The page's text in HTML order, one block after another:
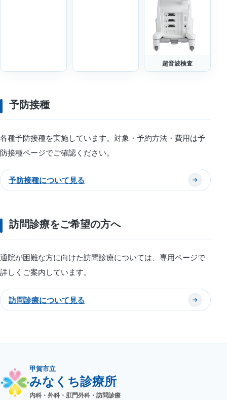
超音波検査
予防接種
各種予防接種を実施しています。対象・予約方法・費用は予
防接種ページでご確認ください。
予防接種について見る
訪問診療をご希望の方へ
通院が困難な方に向けた訪問診療については、専用ページで
詳しくご案内しています。
訪問診療について見る
甲賀市立
みなくち診療所
内科・外科・肛門外科・訪問診療